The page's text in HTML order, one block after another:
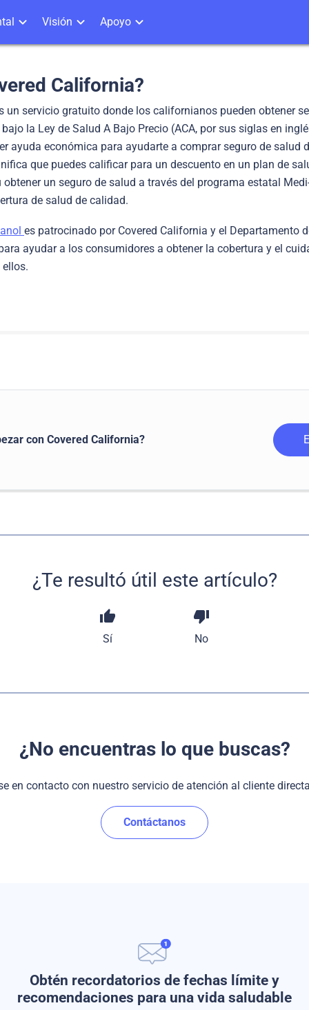
Visión Apoyo
California?
un servicio gratuito donde los californianos pueden obtener
la Ley de Salud A Bajo Precio (ACA, por sus siglas en
ayuda económica para ayudarte a comprar seguro de salud
que puedes calificar para un descuento en un plan de
obtener un seguro de salud a través del programa estatal
de salud de calidad.
es patrocinado por Covered California y el Departamento
ayudar a los consumidores a obtener la cobertura y el
con Covered California?
¿Te resultó útil este artículo?
thumb_up
Sí
thumb_down
No
¿No encuentras lo que buscas?
en contacto con nuestro servicio de atención al cliente
Contáctanos
Obtén recordatorios de fechas límite y
recomendaciones para una vida saludable